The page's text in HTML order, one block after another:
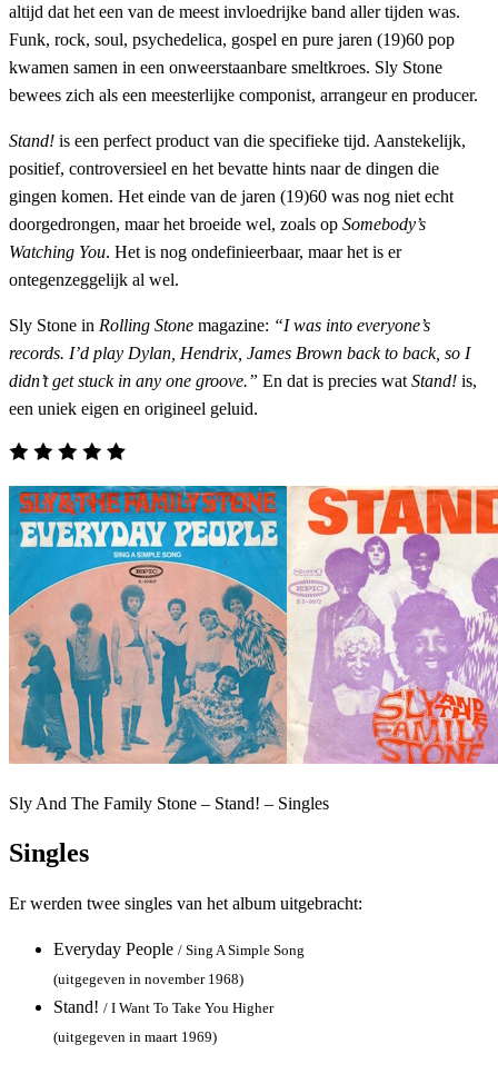
altijd dat het een van de meest invloedrijke band aller tijden was.
Funk, rock, soul, psychedelica, gospel en pure jaren (19)60 pop
kwamen samen in een onweerstaanbare smeltkroes. Sly Stone
bewees zich als een meesterlijke componist, arrangeur en producer.
Stand! is een perfect product van die specifieke tijd. Aanstekelijk,
positief, controversieel en het bevatte hints naar de dingen die
gingen komen. Het einde van de jaren (19)60 was nog niet echt
doorgedrongen, maar het broeide wel, zoals op Somebody’s
Watching You. Het is nog ondefinieerbaar, maar het is er
ontegenzeggelijk al wel.
Sly Stone in Rolling Stone magazine: “I was into everyone’s
records. I’d play Dylan, Hendrix, James Brown back to back, so I
didn’t get stuck in any one groove.” En dat is precies wat Stand! is,
een uniek eigen en origineel geluid.
Sly And The Family Stone – Stand! – Singles
Singles
Er werden twee singles van het album uitgebracht:
Everyday People / Sing A Simple Song
(uitgegeven in november 1968)
Stand! / I Want To Take You Higher
(uitgegeven in maart 1969)